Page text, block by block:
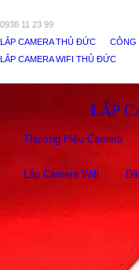
0938 11 23 99
LẮP CAMERA THỦ ĐỨC
CÔNG
LẮP CAMERA WIFI THỦ ĐỨC
LẮP
Thương Hiệu Camera
Lắp Camera Wifi